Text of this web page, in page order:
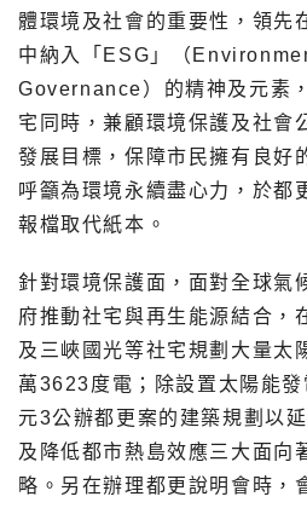
體環境及社會的重要性，領先
中納入「ESG」（
Governance）的精神及元素
宅同時，兼顧環境保護及社會
發展目標，保障市民擁有良好
呼籲為環境永續盡心力，於都
報檔取代紙本。
針對環境保護面，面對全球氣
府推動社宅與再生能源結合，
及三峽國光等社宅規劃大量太
萬3623度電；除設置太陽能
元3公辦都更案的建築規劃以
及降低都市熱島效應三大面向
略。另在辦理都更說明會時，